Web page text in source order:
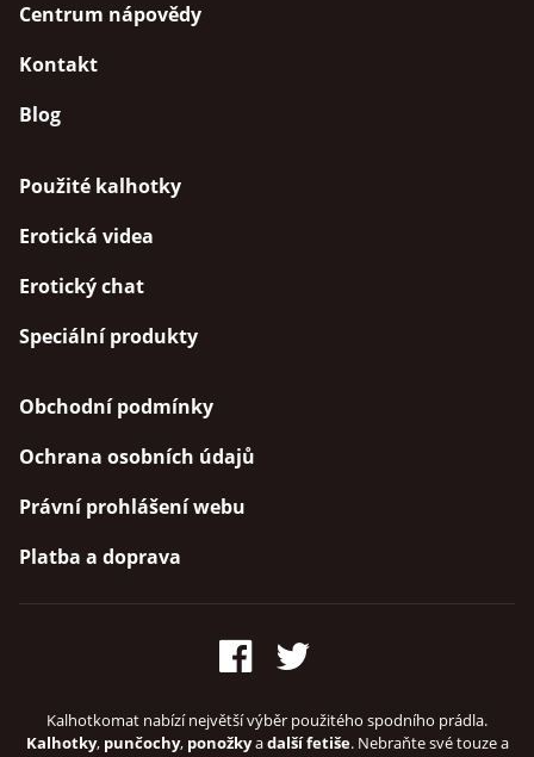
Centrum nápovědy
Kontakt
Blog
Použité kalhotky
Erotická videa
Erotický chat
Speciální produkty
Obchodní podmínky
Ochrana osobních údajů
Právní prohlášení webu
Platba a doprava
Kalhotkomat nabízí největší výběr použitého spodního prádla.
Kalhotky, punčochy, ponožkyadalší fetiše. Nebraňte své touze a